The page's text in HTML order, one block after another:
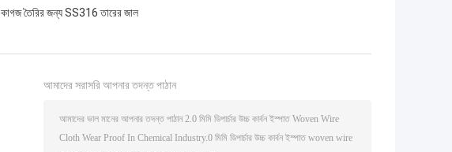
কাগজ তৈরির জন্য SS316 তারের জাল
আমাদের সরাসরি আপনার তদন্ত পাঠান